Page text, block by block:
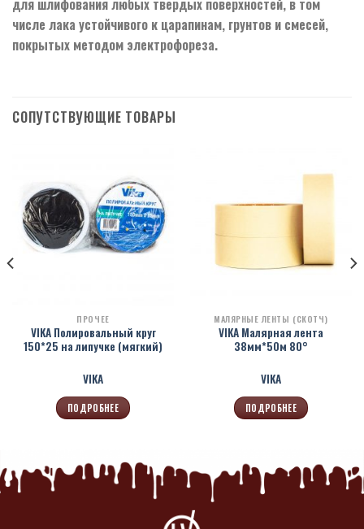
для шлифования любых твердых поверхностей, в том
числе лака устойчивого к царапинам, грунтов и смесей,
покрытых методом электрофореза.
СОПУТСТВУЮЩИЕ ТОВАРЫ
ПРОЧЕЕ
VIKA Полировальный круг
150*25 на липучке (мягкий)
VIKA
ПОДРОБНЕЕ
МАЛЯРНЫЕ ЛЕНТЫ (СКОТЧ)
VIKA Малярная лента
38мм*50м 80°
VIKA
ПОДРОБНЕЕ